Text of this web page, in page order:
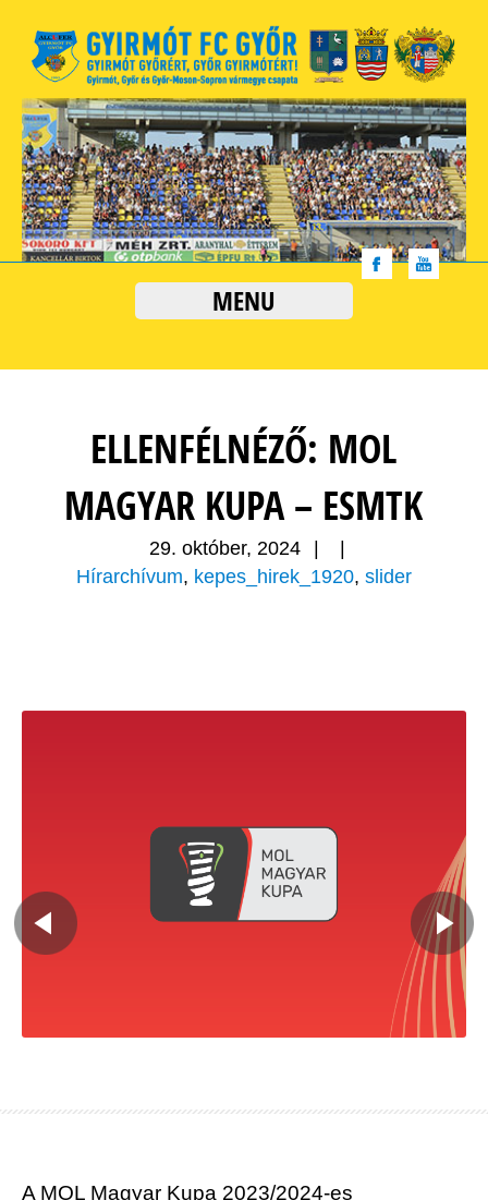
MENU
ELLENFÉLNÉZŐ: MOL
MAGYAR KUPA – ESMTK
29. október, 2024
Hírarchívum, kepes_hirek_1920, slider
A MOL Magyar Kupa 2023/2024-es